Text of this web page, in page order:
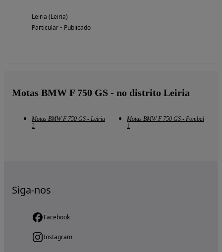
Leiria (Leiria)
Particular • Publicado
Motas BMW F 750 GS - no distrito Leiria
Motas BMW F 750 GS - Leiria
2
Motas BMW F 750 GS - Pombal
1
Siga-nos
Facebook
Instagram